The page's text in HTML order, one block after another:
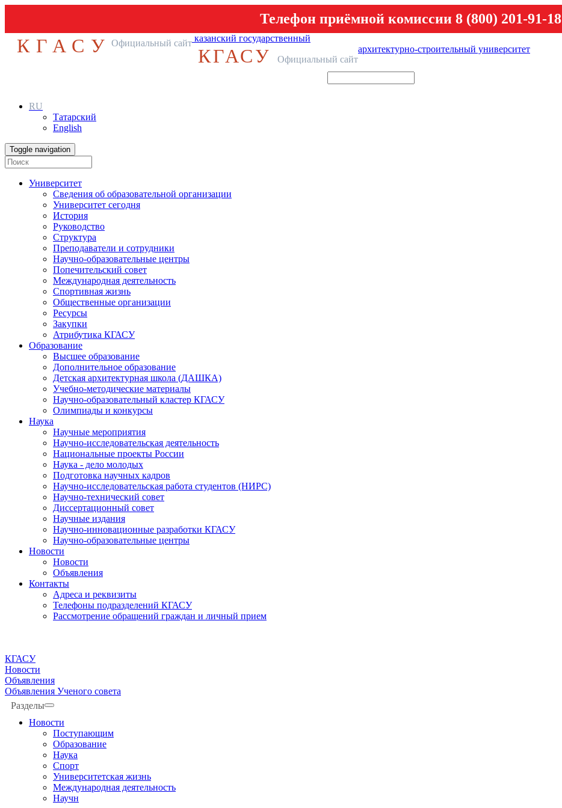
Телефон приёмной комиссии 8 (800) 201-91-18
КГАСУ Официальный сайт казанский государственный
архитектурно-строительный университет
КГАСУ Официальный сайт
RU
Татарский
English
Toggle navigation
Университет
Сведения об образовательной организации
Университет сегодня
История
Руководство
Структура
Преподаватели и сотрудники
Научно-образовательные центры
Попечительский совет
Международная деятельность
Спортивная жизнь
Общественные организации
Ресурсы
Закупки
Атрибутика КГАСУ
Образование
Высшее образование
Дополнительное образование
Детская архитектурная школа (ДАШКА)
Учебно-методические материалы
Научно-образовательный кластер КГАСУ
Олимпиады и конкурсы
Наука
Научные мероприятия
Научно-исследовательская деятельность
Национальные проекты России
Наука - дело молодых
Подготовка научных кадров
Научно-исследовательская работа студентов (НИРС)
Научно-технический совет
Диссертационный совет
Научные издания
Научно-инновационные разработки КГАСУ
Научно-образовательные центры
Новости
Новости
Объявления
Контакты
Адреса и реквизиты
Телефоны подразделений КГАСУ
Рассмотрение обращений граждан и личный прием
КГАСУ
Новости
Объявления
Объявления Ученого совета
Разделы
Новости
Поступающим
Образование
Наука
Спорт
Университетская жизнь
Международная деятельность
Научн